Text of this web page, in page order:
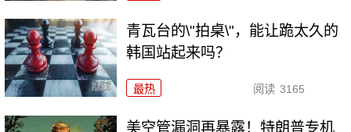
青瓦台的\"拍桌\"，能让跪太久的
韩国站起来吗？
最热 阅读 3165
美空管漏洞再暴露！特朗普专机